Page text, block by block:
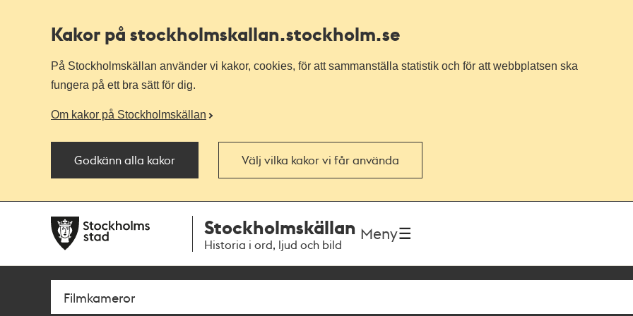
Kakor på stockholmskallan.stockholm.se
På Stockholmskällan använder vi kakor, cookies, för att sammanställa statistik och för att webbplatsen ska
fungera på ett bra sätt för dig.
Om kakor på Stockholmskällan
Godkänn alla kakor Välj vilka kakor vi får använda
navigationen
huvudinnehållet
Stockholmskällan
Historia i ord, ljud och bild
Meny
Sök